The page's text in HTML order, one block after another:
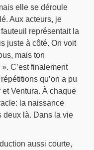
elle se déroule
Aux acteurs, je
représentait la
juste à côté. On voit
mais ton
C’est finalement
qu’on a pu
Ventura. À chaque
la naissance
deux là. Dans la vie
aussi courte,